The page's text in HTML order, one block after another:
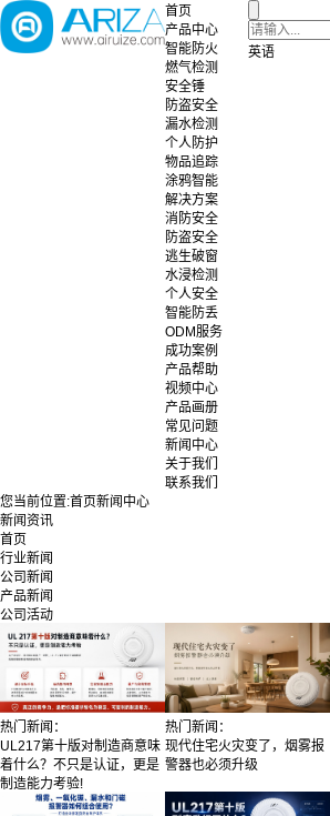
首页
产品中心
智能防火
燃气检测
安全锤
防盗安全
漏水检测
个人防护
物品追踪
涂鸦智能
解决方案
消防安全
防盗安全
逃生破窗
水浸检测
个人安全
智能防丢
ODM服务
成功案例
产品帮助
视频中心
产品画册
常见问题
新闻中心
关于我们
联系我们
英语
您当前位置:首页新闻中心
新闻资讯
首页
行业新闻
公司新闻
产品新闻
公司活动
热门新闻：
UL217第十版对制造商意味
着什么？不只是认证，更是
制造能力考验!
热门新闻：
现代住宅火灾变了，烟雾报
警器也必须升级